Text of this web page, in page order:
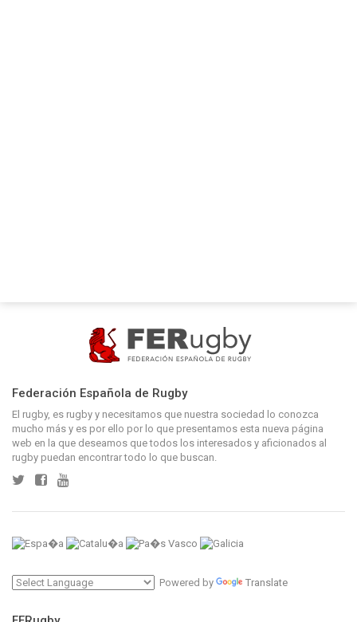
Federación Española de Rugby
El rugby, es rugby y necesitamos que nuestra sociedad lo conozca
mucho más y es por ello por lo que presentamos esta nueva página
web en la que deseamos que todos los interesados y aficionados al
rugby puedan encontrar todo lo que buscan.
Powered by Translate